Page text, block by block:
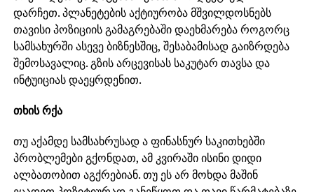
დარჩეთ. პლანეტების აქტიურობა მშვილდოსნებს
თავისი პოზიციის გამაგრებაში დაეხმარება როგორც
სამსახურში ასევე ბიზნესშიც, შესაბამისად გაიზრდება
შემოსავალიც. გზის არცევისას საკუტარ თავსა და
ინტუიციას დაეყრდენით.
თხის რქა
თუ აქამდე სამსახრუსად ა ფინასნურ საკითხებში
პრობლემები გქონდათ, ამ კვირაში ისინი დიდი
ალბათობით აგქრებიან. თუ ეს არ მოხდა მაშინ